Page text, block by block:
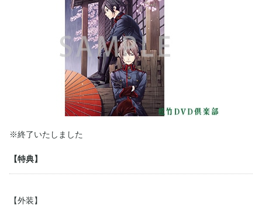
※終了いたしました
【特典】
【外装】